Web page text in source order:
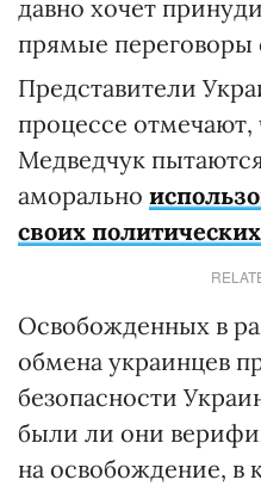
давно хочет
прямые переговоры
Представители
процессе отмечают,
Медведчук
аморально
своих
Освобожденных в
обмена украинцев
безопасности
были ли они
на освобождение, в